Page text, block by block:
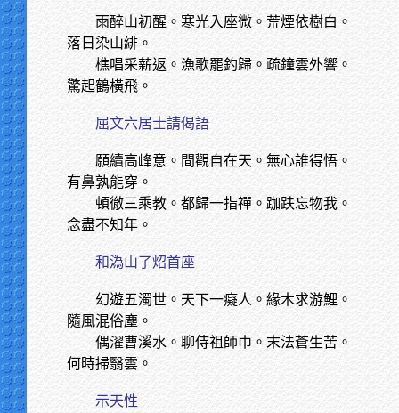
雨醉山初醒。寒光入座微。荒煙依樹白。
落日染山緋。
樵唱采薪返。漁歌罷釣歸。疏鐘雲外響。
驚起鶴橫飛。
屈文六居士請偈語
願續高峰意。間觀自在天。無心誰得悟。
有鼻孰能穿。
頓徹三乘教。都歸一指禪。跏趺忘物我。
念盡不知年。
和溈山了炤首座
幻遊五濁世。天下一癡人。緣木求游鯉。
隨風混俗塵。
偶濯曹溪水。聊侍祖師巾。末法蒼生苦。
何時掃翳雲。
示天性